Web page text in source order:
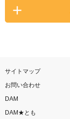
サイトマップ
お問い合わせ
DAM
DAM★とも